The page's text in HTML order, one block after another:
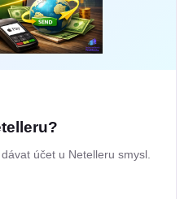
účet u Netelleru smysl.